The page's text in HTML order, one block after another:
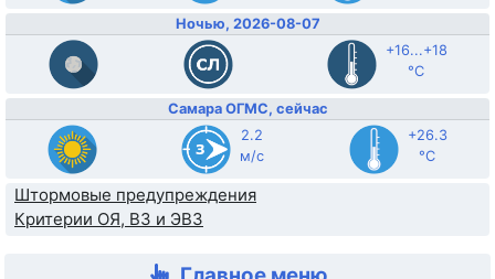
Ночью, 2026-08-07
+16...+18
°C
Самара ОГМС, сейчас
2.2
м/с
+26.3
°C
Штормовые предупреждения
Критерии ОЯ, ВЗ и ЭВЗ